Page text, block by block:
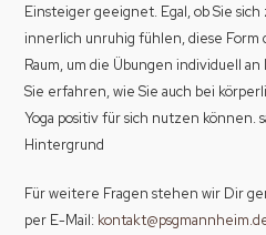
Einsteiger geeignet. Egal, ob Sie
innerlich unruhig fühlen, diese Form
Raum, um die Übungen individuell
Sie erfahren, wie Sie auch bei
Yoga positiv für sich nutzen können.
Hintergrund
Für weitere Fragen stehen wir Dir
per E-Mail: